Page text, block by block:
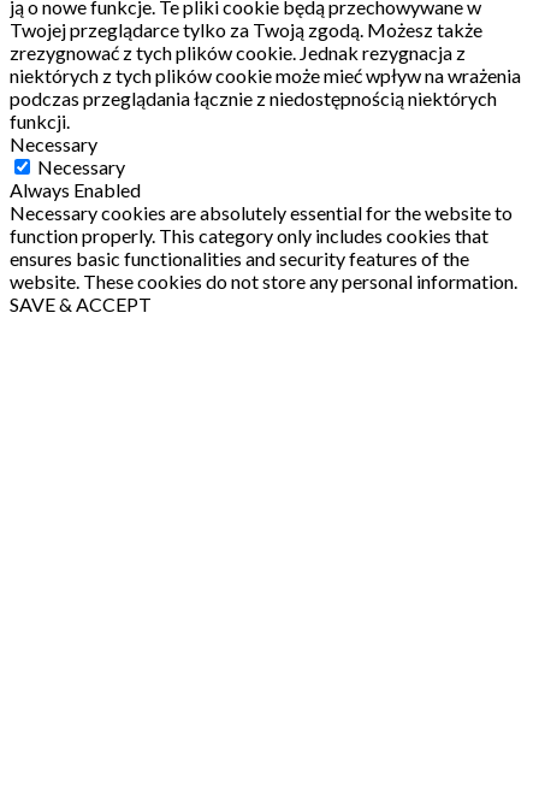
ją o nowe funkcje. Te pliki cookie będą przechowywane w
Twojej przeglądarce tylko za Twoją zgodą. Możesz także
zrezygnować z tych plików cookie. Jednak rezygnacja z
niektórych z tych plików cookie może mieć wpływ na wrażenia
podczas przeglądania łącznie z niedostępnością niektórych
funkcji.
Necessary
Necessary
Always Enabled
Necessary cookies are absolutely essential for the website to
function properly. This category only includes cookies that
ensures basic functionalities and security features of the
website. These cookies do not store any personal information.
SAVE & ACCEPT